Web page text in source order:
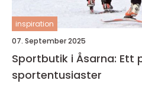
inspiration
07. September 2025
Sportbutik i Åsarna: Ett
sportentusiaster